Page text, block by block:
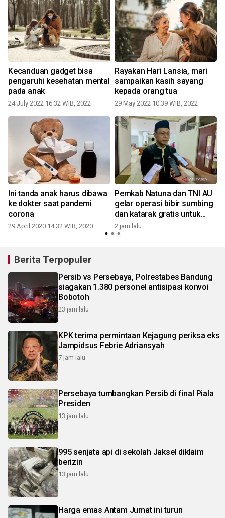
Kecanduan gadget bisa
pengaruhi kesehatan mental
pada anak
24 July 2022 16:32 WIB, 2022
Rayakan Hari Lansia, mari
sampaikan kasih sayang
kepada orang tua
29 May 2022 10:39 WIB, 2022
Ini tanda anak harus dibawa
ke dokter saat pandemi
corona
29 April 2020 14:32 WIB, 2020
Pemkab Natuna dan TNI AU
gelar operasi bibir sumbing
dan katarak gratis untuk
warga
2 jam lalu
Berita Terpopuler
Persib vs Persebaya, Polrestabes Bandung
siagakan 1.380 personel antisipasi konvoi
Bobotoh
23 jam lalu
KPK terima permintaan Kejagung periksa eks
Jampidsus Febrie Adriansyah
7 jam lalu
Persebaya tumbangkan Persib di final Piala
Presiden
13 jam lalu
995 senjata api di sekolah Jaksel diklaim
berizin
13 jam lalu
Harga emas Antam Jumat ini turun